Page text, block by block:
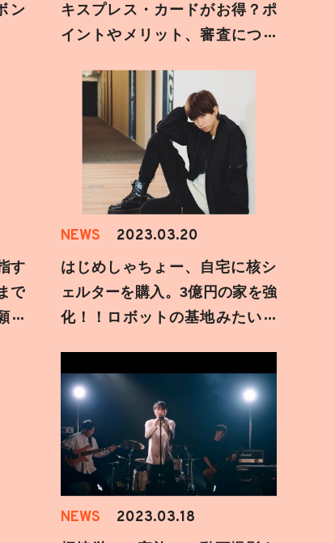
ン
キスプレス・カードがお得？ポ
イントやメリット、審査につい
中】
す
で
い
NEWS 2023.03.20
はじめしゃちょー、自宅に核シ
ェルターを購入。3億円の家を強
化！！ロボットの基地みたいな
NEWS 2023.03.18